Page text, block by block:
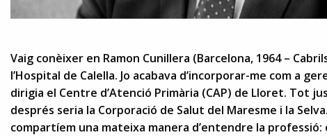
Vaig conèixer en Ramon Cunillera (Barcelona, 1964 –
l’Hospital de Calella. Jo acabava d’incorporar-me com a
dirigia el Centre d’Atenció Primària (CAP) de Lloret. Tot
després seria la Corporació de Salut del Maresme i la
compartíem una mateixa manera d’entendre la